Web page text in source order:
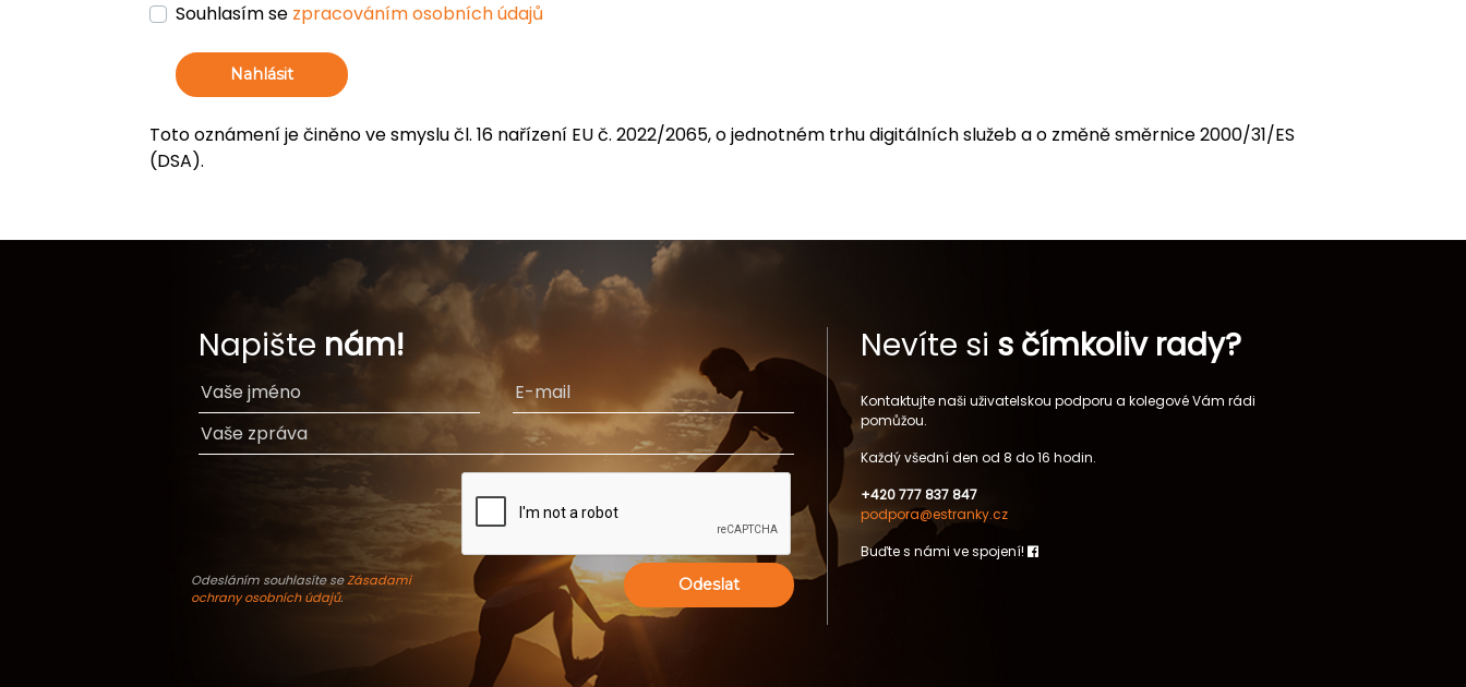
Souhlasím se zpracováním osobních údajů
Nahlásit
Toto oznámení je činěno ve smyslu čl. 16 nařízení EU č. 2022/2065, o jednotném trhu digitálních služeb a o změně směrnice 2000/31/ES
(DSA).
Napište nám!
Odesláním souhlasíte seZásadami
ochrany osobních údajů.
Odeslat
Nevíte si s čímkoliv rady?
Kontaktujte naši uživatelskou podporu a kolegové Vám rádi
pomůžou.
Každý všední den od 8 do 16 hodin.
+420 777 837 847
podpora@estranky.cz
Buďte s námi ve spojení!